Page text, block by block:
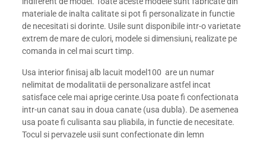
materiale de inalta calitate si pot fi personalizate in functie
de necesitati si dorinte. Usile sunt disponibile intr-o varietate
extrem de mare de culori, modele si dimensiuni, realizate pe
comanda in cel mai scurt timp.
Usa interior finisaj alb lacuit model100 are un numar
nelimitat de modalitatii de personalizare astfel incat
satisface cele mai aprige cerinte.Usa poate fi confectionata
intr-un canat sau in doua canate (usa dubla). De asemenea
usa poate fi culisanta sau pliabila, in functie de necesitate.
Tocul si pervazele usii sunt confectionate din lemn